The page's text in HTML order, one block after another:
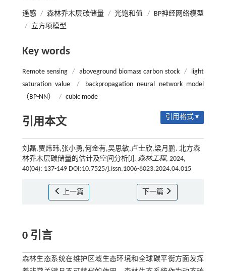
遥感 / 森林乔木层碳储量 / 光饱和值 /
BP神经网络模型
/
立方项模型
Key words
Remote sensing / aboveground biomass carbon stock /
light
saturation value
/
backpropagation neural network model
（BP-NN）
/ cubic mode
引用本文 引用格式 ▾
刘磊,贾炜玮,张小勇,何金有,吴思敏,卢士欣,梁月鹏. 北方森
林乔木层碳储量的估计及空间分析[J]. 森林工程, 2024,
40(04): 137-149 DOI:10.7525/j.issn.1006-8023.2024.04.015
上一篇 下一篇
0 引言
森林生态系统在维护区域生态环境和全球碳平衡方面发挥